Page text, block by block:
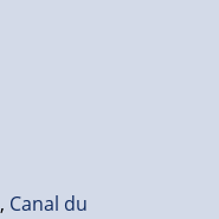
, Canal du